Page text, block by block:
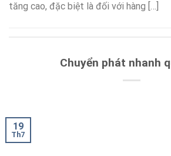
tăng cao, đặc biệt là đối với hàng […]
Chuyển phát nhanh
19
Th7